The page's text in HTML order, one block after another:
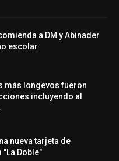
a DM y Abinader
escolar
más longevos fueron
incluyendo al
nueva tarjeta de
Doble"